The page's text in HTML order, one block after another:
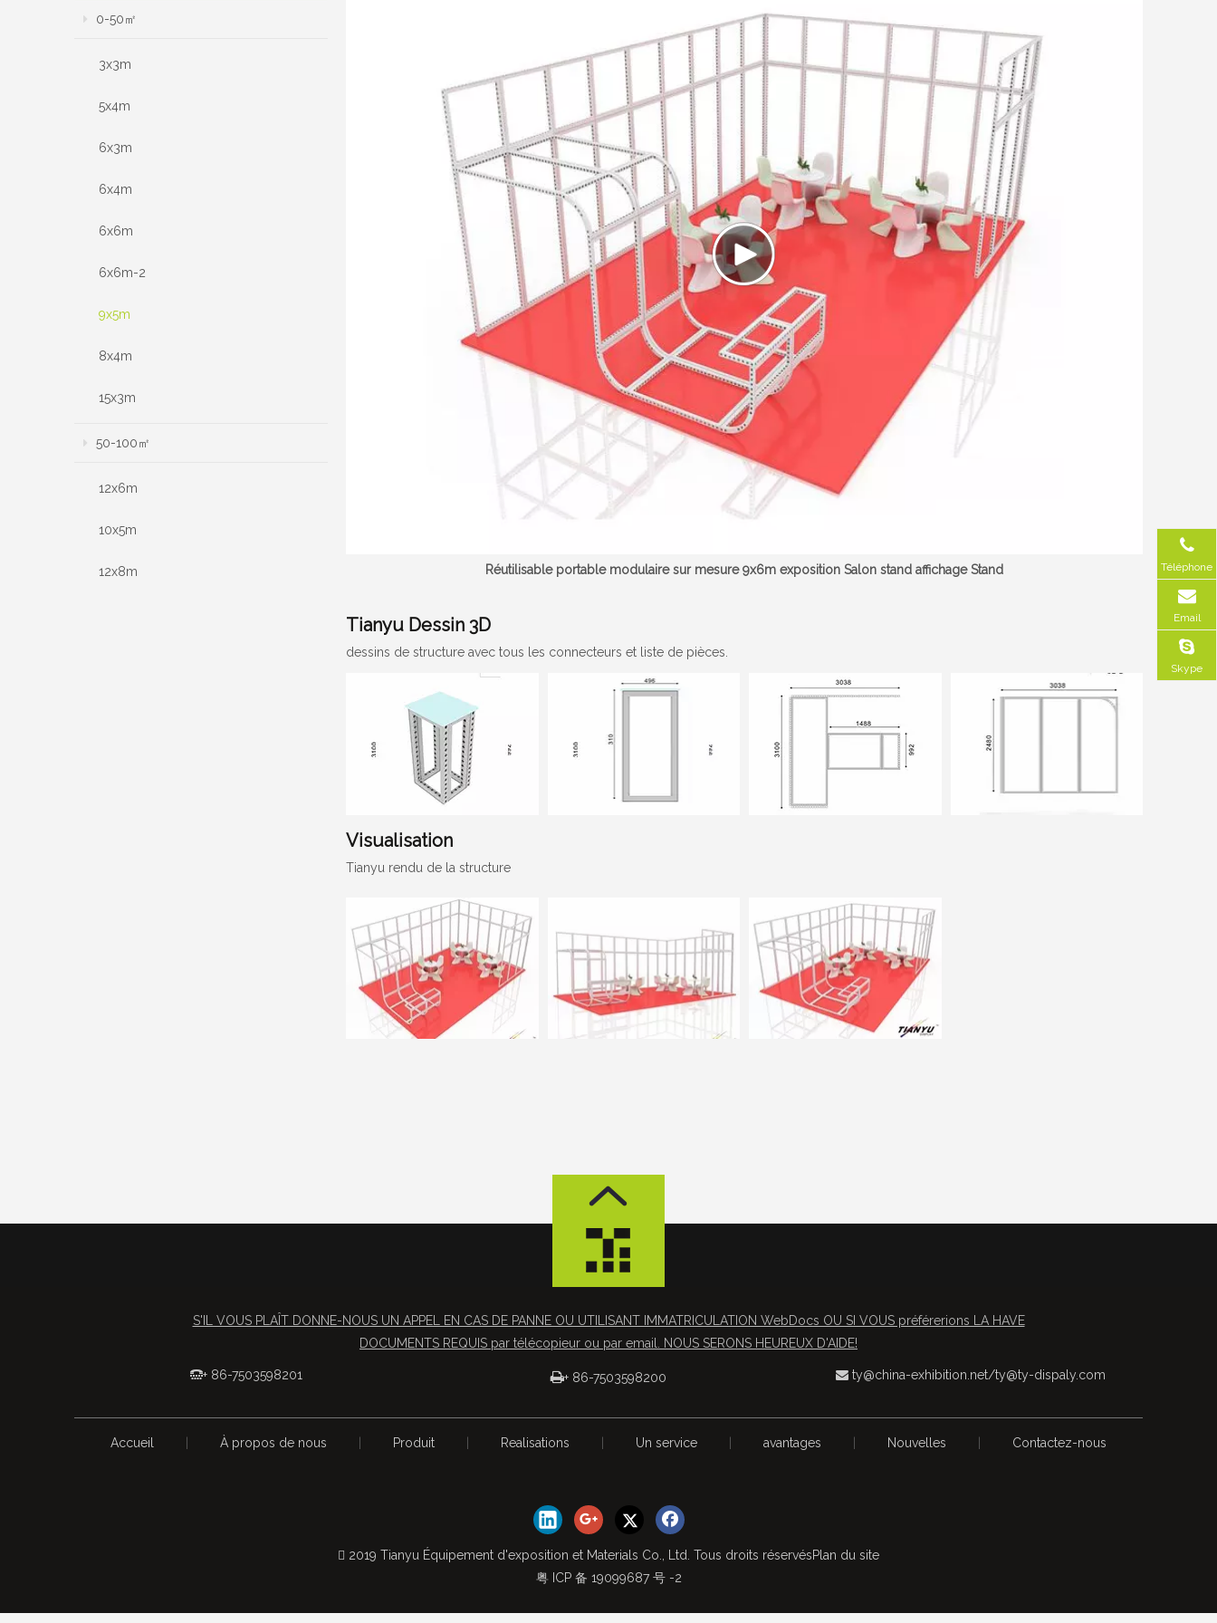
0-50㎡
3x3m
5x4m
6x3m
6x4m
6x6m
6x6m-2
9x5m
8x4m
15x3m
50-100㎡
12x6m
10x5m
12x8m Réutilisable portable modulaire sur mesure 9x6m exposition Salon stand affichage Stand
Tianyu Dessin 3D
dessins de structure avec tous les connecteurs et liste de pièces.
Visualisation
Tianyu rendu de la structure
S'IL VOUS PLAÎT DONNE-NOUS UN APPEL EN CAS DE PANNE OU UTILISANT IMMATRICULATION WebDocs OU SI VOUS préférerions LA HAVE
DOCUMENTS REQUIS par télécopieur ou par email. NOUS SERONS HEUREUX D'AIDE!
+ 86-7503598201 + 86-7503598200  ty@china-exhibition.net/ty@ty-dispaly.com
Accueil À propos de nous Produit Realisations Un service avantages Nouvelles Contactez-nous
Téléphone
Email
Skype
 2019 Tianyu Équipement d'exposition et Materials Co., Ltd. Tous droits réservésPlan du site
粤 ICP 备 19099687 号 -2